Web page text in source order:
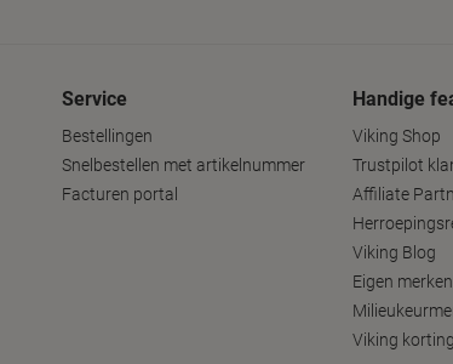
Service
Bestellingen
Snelbestellen met artikelnummer
Facturen portal
Handige
Viking Shop
Trustpilot
Affiliate
Viking Blog
Eigen merken
Viking